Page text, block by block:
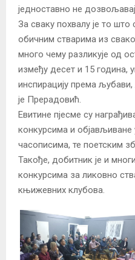
једноставно не
За сваку похвалу је то
обичним стварима из
много чему разликује од
између десет и 15 година,
инспирацију према
је Прерадовић.
Евитине пјесме су
конкурсима и објављиване
часописима, те поетским
Такође, добитник је и
конкурсима за ликовно
књижевних клубова.